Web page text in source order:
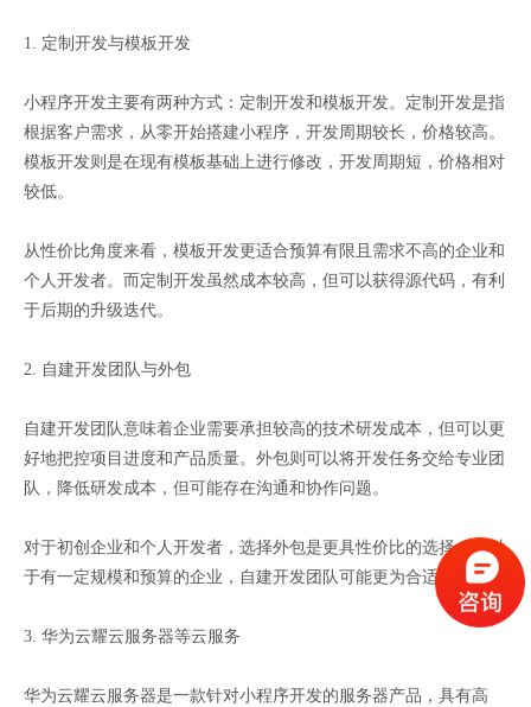
1. 定制开发与模板开发
小程序开发主要有两种方式：定制开发和模板开发。定制开发是指
根据客户需求，从零开始搭建小程序，开发周期较长，价格较高。
模板开发则是在现有模板基础上进行修改，开发周期短，价格相对
较低。
从性价比角度来看，模板开发更适合预算有限且需求不高的企业和
个人开发者。而定制开发虽然成本较高，但可以获得源代码，有利
于后期的升级迭代。
2. 自建开发团队与外包
自建开发团队意味着企业需要承担较高的技术研发成本，但可以更
好地把控项目进度和产品质量。外包则可以将开发任务交给专业团
队，降低研发成本，但可能存在沟通和协作问题。
对于初创企业和个人开发者，选择外包是更具性价比的选择。而对
于有一定规模和预算的企业，自建开发团队可能更为合适。
3. 华为云耀云服务器等云服务
华为云耀云服务器是一款针对小程序开发的服务器产品，具有高